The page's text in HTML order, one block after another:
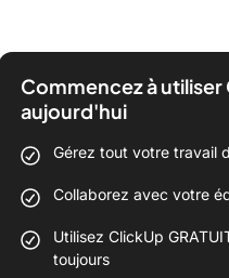
Commencez à utiliser
aujourd'hui
Gérez tout votre travail
Collaborez avec votre
Utilisez ClickUp
toujours